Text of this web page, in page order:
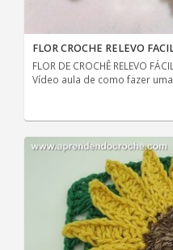
FLOR CROCHE RELEVO
FLOR DE CROCHÊ RELEVO
Vídeo aula de como fazer